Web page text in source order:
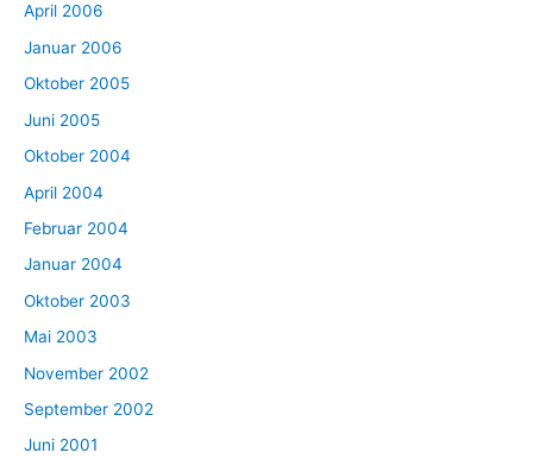
April 2006
Januar 2006
Oktober 2005
Juni 2005
Oktober 2004
April 2004
Februar 2004
Januar 2004
Oktober 2003
Mai 2003
November 2002
September 2002
Juni 2001